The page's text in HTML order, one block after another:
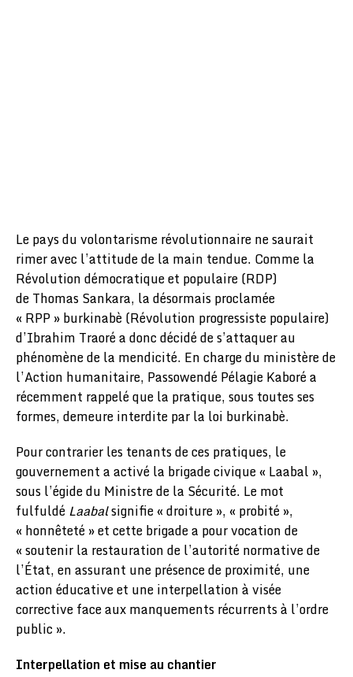
Le pays du volontarisme révolutionnaire ne saurait
rimer avec l’attitude de la main tendue. Comme la
Révolution démocratique et populaire (RDP)
de Thomas Sankara, la désormais proclamée
« RPP » burkinabè (Révolution progressiste populaire)
d’Ibrahim Traoré a donc décidé de s’attaquer au
phénomène de la mendicité. En charge du ministère de
l’Action humanitaire, Passowendé Pélagie Kaboré a
récemment rappelé que la pratique, sous toutes ses
formes, demeure interdite par la loi burkinabè.
Pour contrarier les tenants de ces pratiques, le
gouvernement a activé la brigade civique « Laabal »,
sous l’égide du Ministre de la Sécurité. Le mot
fulfuldéLaabalsignifie « droiture », « probité »,
« honnêteté » et cette brigade a pour vocation de
« soutenir la restauration de l’autorité normative de
l’État, en assurant une présence de proximité, une
action éducative et une interpellation à visée
corrective face aux manquements récurrents à l’ordre
public ».
Interpellation et mise au chantier